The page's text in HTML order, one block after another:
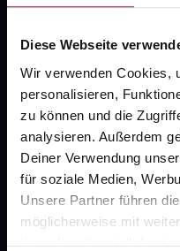
Diese Webseite
Wir verwenden Cookies,
personalisieren,
zu können und die
analysieren. Außerdem
Deiner Verwendung
für soziale Medien,
Unsere Partner führen
möglicherweise mit
ihnen bereitgestellt hast
gesund-versorger.de
Sanitätshäuser
Datenschutz
AGB
Impressum